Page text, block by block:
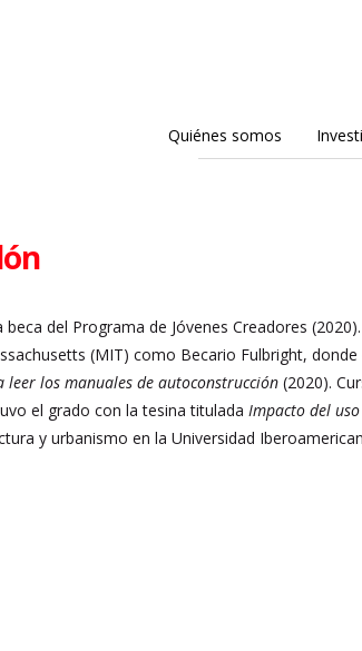
Quiénes somos
del Programa de Jóvenes Creadores
(MIT) como Becario Fulbright,
leer los manuales de autoconstrucción(2020).
el grado con la tesina tituladaImpacto del
y urbanismo en la Universidad